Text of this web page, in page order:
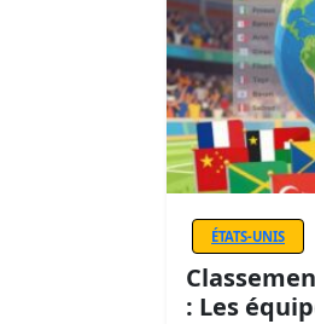
ÉTATS-UNIS
: Les